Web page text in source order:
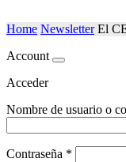
Home Newsletter El
Account
Acceder
Nombre de usuario o
Contraseña *